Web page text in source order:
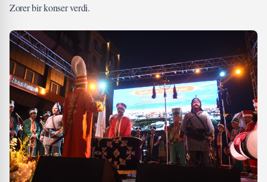
Zorer bir konser verdi.